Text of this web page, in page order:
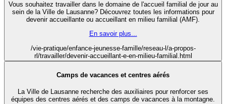
Vous souhaitez travailler dans le domaine de l'accueil familial de jour au
sein de la Ville de Lausanne? Découvrez toutes les informations pour
devenir accueillante ou accueillant en milieu familial (AMF).
En savoir plus...
/vie-pratique/enfance-jeunesse-famille/reseau-l/a-propos-
rl/travailler/devenir-accueillant-e-en-milieu-familial.html
Camps de vacances et centres aérés
La Ville de Lausanne recherche des auxiliaires pour renforcer ses
équipes des centres aérés et des camps de vacances à la montagne.